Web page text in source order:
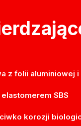
z folii aluminiowej
SBS
korozji